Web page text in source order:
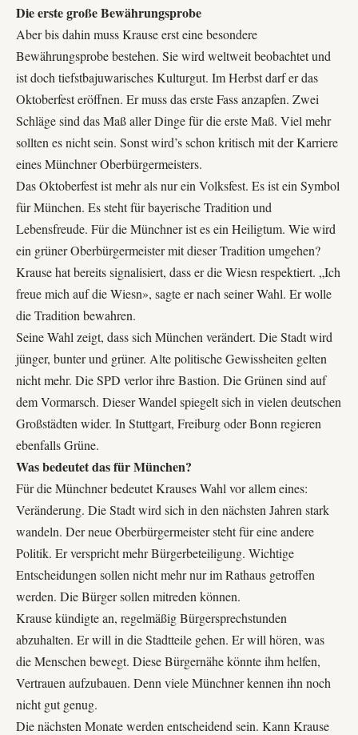
Die erste große Bewährungsprobe
Aber bis dahin muss Krause erst eine besondere
Bewährungsprobe bestehen. Sie wird weltweit beobachtet und
ist doch tiefstbajuwarisches Kulturgut. Im Herbst darf er das
Oktoberfest eröffnen. Er muss das erste Fass anzapfen. Zwei
Schläge sind das Maß aller Dinge für die erste Maß. Viel mehr
sollten es nicht sein. Sonst wird’s schon kritisch mit der Karriere
eines Münchner Oberbürgermeisters.
Das Oktoberfest ist mehr als nur ein Volksfest. Es ist ein Symbol
für München. Es steht für bayerische Tradition und
Lebensfreude. Für die Münchner ist es ein Heiligtum. Wie wird
ein grüner Oberbürgermeister mit dieser Tradition umgehen?
Krause hat bereits signalisiert, dass er die Wiesn respektiert. „Ich
freue mich auf die Wiesn», sagte er nach seiner Wahl. Er wolle
die Tradition bewahren.
Seine Wahl zeigt, dass sich München verändert. Die Stadt wird
jünger, bunter und grüner. Alte politische Gewissheiten gelten
nicht mehr. Die SPD verlor ihre Bastion. Die Grünen sind auf
dem Vormarsch. Dieser Wandel spiegelt sich in vielen deutschen
Großstädten wider. In Stuttgart, Freiburg oder Bonn regieren
ebenfalls Grüne.
Was bedeutet das für München?
Für die Münchner bedeutet Krauses Wahl vor allem eines:
Veränderung. Die Stadt wird sich in den nächsten Jahren stark
wandeln. Der neue Oberbürgermeister steht für eine andere
Politik. Er verspricht mehr Bürgerbeteiligung. Wichtige
Entscheidungen sollen nicht mehr nur im Rathaus getroffen
werden. Die Bürger sollen mitreden können.
Krause kündigte an, regelmäßig Bürgersprechstunden
abzuhalten. Er will in die Stadtteile gehen. Er will hören, was
die Menschen bewegt. Diese Bürgernähe könnte ihm helfen,
Vertrauen aufzubauen. Denn viele Münchner kennen ihn noch
nicht gut genug.
Die nächsten Monate werden entscheidend sein. Kann Krause